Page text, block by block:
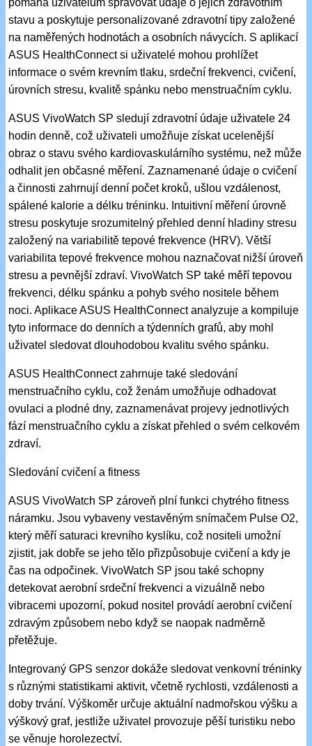
pomáhá uživatelům spravovat údaje o jejich zdravotním
stavu a poskytuje personalizované zdravotní tipy založené
na naměřených hodnotách a osobních návycích. S aplikací
ASUS HealthConnect si uživatelé mohou prohlížet
informace o svém krevním tlaku, srdeční frekvenci, cvičení,
úrovních stresu, kvalitě spánku nebo menstruačním cyklu.
ASUS VivoWatch SP sledují zdravotní údaje uživatele 24
hodin denně, což uživateli umožňuje získat ucelenější
obraz o stavu svého kardiovaskulárního systému, než může
odhalit jen občasné měření. Zaznamenané údaje o cvičení
a činnosti zahrnují denní počet kroků, ušlou vzdálenost,
spálené kalorie a délku tréninku. Intuitivní měření úrovně
stresu poskytuje srozumitelný přehled denní hladiny stresu
založený na variabilitě tepové frekvence (HRV). Větší
variabilita tepové frekvence mohou naznačovat nižší úroveň
stresu a pevnější zdraví. VivoWatch SP také měří tepovou
frekvenci, délku spánku a pohyb svého nositele během
noci. Aplikace ASUS HealthConnect analyzuje a kompiluje
tyto informace do denních a týdenních grafů, aby mohl
uživatel sledovat dlouhodobou kvalitu svého spánku.
ASUS HealthConnect zahrnuje také sledování
menstruačního cyklu, což ženám umožňuje odhadovat
ovulaci a plodné dny, zaznamenávat projevy jednotlivých
fází menstruačního cyklu a získat přehled o svém celkovém
zdraví.
Sledování cvičení a fitness
ASUS VivoWatch SP zároveň plní funkci chytrého fitness
náramku. Jsou vybaveny vestavěným snímačem Pulse O2,
který měří saturaci krevního kyslíku, což nositeli umožní
zjistit, jak dobře se jeho tělo přizpůsobuje cvičení a kdy je
čas na odpočinek. VivoWatch SP jsou také schopny
detekovat aerobní srdeční frekvenci a vizuálně nebo
vibracemi upozorní, pokud nositel provádí aerobní cvičení
zdravým způsobem nebo když se naopak nadměrně
přetěžuje.
Integrovaný GPS senzor dokáže sledovat venkovní tréninky
s různými statistikami aktivit, včetně rychlosti, vzdálenosti a
doby trvání. Výškoměr určuje aktuální nadmořskou výšku a
výškový graf, jestliže uživatel provozuje pěší turistiku nebo
se věnuje horolezectví.